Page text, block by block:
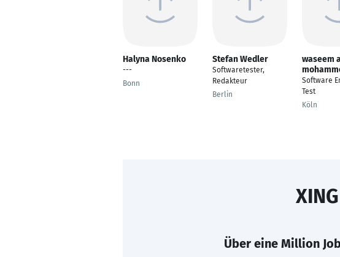
Halyna Nosenko
---
Bonn
Stefan Wedler
Softwaretester,
Redakteur
Berlin
waseem
Software
Test
Köln
Über eine Million